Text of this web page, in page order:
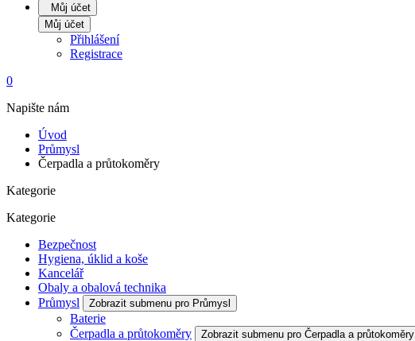
Můj účet
Můj účet
Přihlášení
Registrace
0
Napište nám
Úvod
Průmysl
Čerpadla a průtokoměry
Kategorie
Kategorie
Bezpečnost
Hygiena, úklid a koše
Kancelář
Obaly a obalová technika
Průmysl
Zobrazit submenu pro Průmysl
Baterie
Čerpadla a průtokoměry
Zobrazit submenu pro Čerpadla a průtokoměry